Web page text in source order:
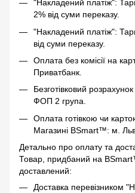
"Накладений платіж":
2% від суми переказу.
"Накладений платіж":
від суми переказу.
Оплата без комісії на
Приватбанк.
Безготівковий
ФОП 2 група.
Оплата готівкою чи
Магазині BSmart™: м.
Детально про оплату та
Товар, придбаний на
доставлений:
Доставка перевізником